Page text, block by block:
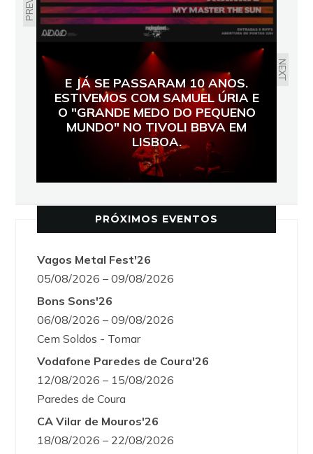
NEXT
E JÁ SE PASSARAM 10 ANOS.
ESTIVEMOS COM SAMUEL ÚRIA E
O "GRANDE MEDO DO PEQUENO
MUNDO" NO TIVOLI BBVA EM
LISBOA.
PRÓXIMOS EVENTOS
Vagos Metal Fest'26
05/08/2026 – 09/08/2026
Bons Sons'26
06/08/2026 – 09/08/2026
Cem Soldos - Tomar
Vodafone Paredes de Coura'26
12/08/2026 – 15/08/2026
Paredes de Coura
CA Vilar de Mouros'26
18/08/2026 – 22/08/2026